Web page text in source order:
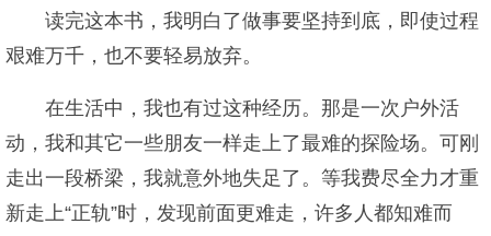
读完这本书，我明白了做事要坚持到底，即使过程
艰难万千，也不要轻易放弃。
在生活中，我也有过这种经历。那是一次户外活
动，我和其它一些朋友一样走上了最难的探险场。可刚
走出一段桥梁，我就意外地失足了。等我费尽全力才重
新走上“正轨”时，发现前面更难走，许多人都知难而